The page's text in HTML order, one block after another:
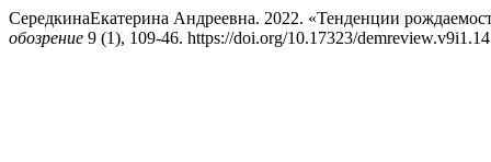
СередкинаЕкатерина Андреевна. 2022. «Тенденции
обозрение 9 (1), 109-46. https://doi.org/10.17323/